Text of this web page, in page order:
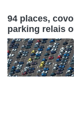
94 places,
parking relais